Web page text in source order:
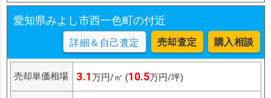
愛知県みよし市西一色町の付近
詳細＆自己査定 売却査定 購入相談
売却単価相場 3.1万円/㎡ (10.5万円/坪)